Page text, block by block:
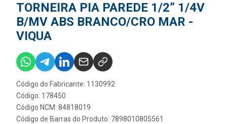
TORNEIRA PIA PAREDE 1/2” 1/4V
B/MV ABS BRANCO/CRO MAR -
VIQUA
Código do Fabricante: 1130992
Código: 178450
Código NCM: 84818019
Código de Barras do Produto: 7898010805561